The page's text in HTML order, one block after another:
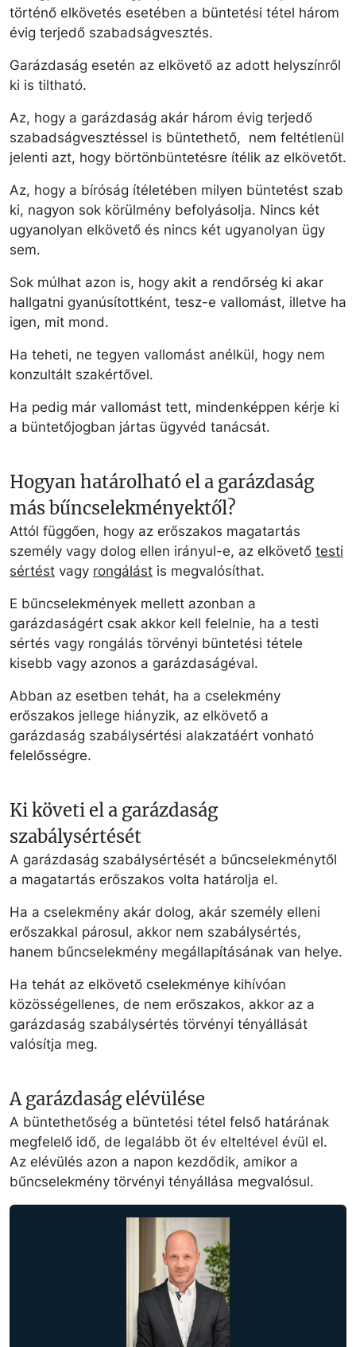
történő elkövetés esetében a büntetési tétel három
évig terjedő szabadságvesztés.
Garázdaság esetén az elkövető az adott helyszínről
ki is tiltható.
Az, hogy a garázdaság akár három évig terjedő
szabadságvesztéssel is büntethető, nem feltétlenül
jelenti azt, hogy börtönbüntetésre ítélik az elkövetőt.
Az, hogy a bíróság ítéletében milyen büntetést szab
ki, nagyon sok körülmény befolyásolja. Nincs két
ugyanolyan elkövető és nincs két ugyanolyan ügy
sem.
Sok múlhat azon is, hogy akit a rendőrség ki akar
hallgatni gyanúsítottként, tesz-e vallomást, illetve ha
igen, mit mond.
Ha teheti, ne tegyen vallomást anélkül, hogy nem
konzultált szakértővel.
Ha pedig már vallomást tett, mindenképpen kérje ki
a büntetőjogban jártas ügyvéd tanácsát.
Hogyan határolható el a garázdaság
más bűncselekményektől?
Attól függően, hogy az erőszakos magatartás
személy vagy dolog ellen irányul-e, az elkövető testi
sértést vagy rongálást is megvalósíthat.
E bűncselekmények mellett azonban a
garázdaságért csak akkor kell felelnie, ha a testi
sértés vagy rongálás törvényi büntetési tétele
kisebb vagy azonos a garázdaságéval.
Abban az esetben tehát, ha a cselekmény
erőszakos jellege hiányzik, az elkövető a
garázdaság szabálysértési alakzatáért vonható
felelősségre.
Ki követi el a garázdaság
szabálysértését
A garázdaság szabálysértését a bűncselekménytől
a magatartás erőszakos volta határolja el.
Ha a cselekmény akár dolog, akár személy elleni
erőszakkal párosul, akkor nem szabálysértés,
hanem bűncselekmény megállapításának van helye.
Ha tehát az elkövető cselekménye kihívóan
közösségellenes, de nem erőszakos, akkor az a
garázdaság szabálysértés törvényi tényállását
valósítja meg.
A garázdaság elévülése
A büntethetőség a büntetési tétel felső határának
megfelelő idő, de legalább öt év elteltével évül el.
Az elévülés azon a napon kezdődik, amikor a
bűncselekmény törvényi tényállása megvalósul.